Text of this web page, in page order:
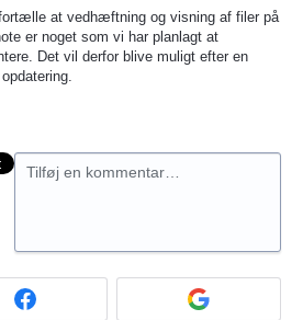
at vedhæftning og visning af filer på
er noget som vi har planlagt at
Det vil derfor blive muligt efter en
Tilføj en kommentar…